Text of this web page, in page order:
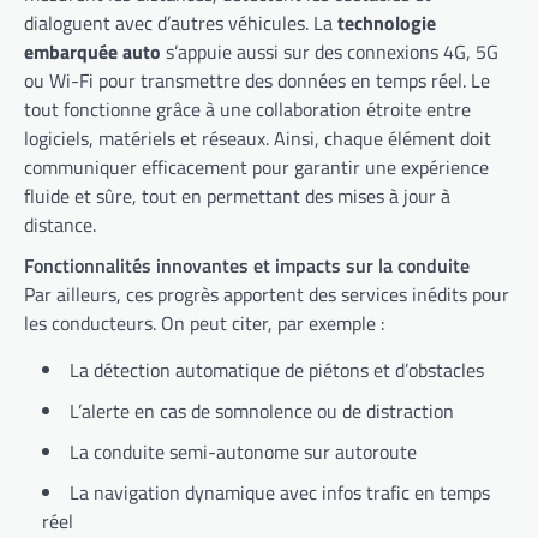
dialoguent avec d’autres véhicules. Latechnologie
embarquée auto s’appuie aussi sur des connexions 4G, 5G
ou Wi-Fi pour transmettre des données en temps réel. Le
tout fonctionne grâce à une collaboration étroite entre
logiciels, matériels et réseaux. Ainsi, chaque élément doit
communiquer efficacement pour garantir une expérience
fluide et sûre, tout en permettant des mises à jour à
distance.
Fonctionnalités innovantes et impacts sur la conduite
Par ailleurs, ces progrès apportent des services inédits pour
les conducteurs. On peut citer, par exemple :
La détection automatique de piétons et d’obstacles
L’alerte en cas de somnolence ou de distraction
La conduite semi-autonome sur autoroute
La navigation dynamique avec infos trafic en temps
réel